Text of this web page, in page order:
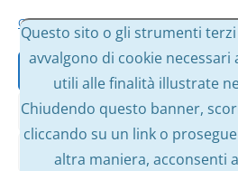
Gestisci servizi
Nega
Visualizza le
A
h
Copyright © 2026Massimo
Questo sito o gli strumenti
avvalgono di cookie
utili alle finalità illustrate
Chiudendo questo banner,
cliccando su un link o
altra maniera, acconsenti